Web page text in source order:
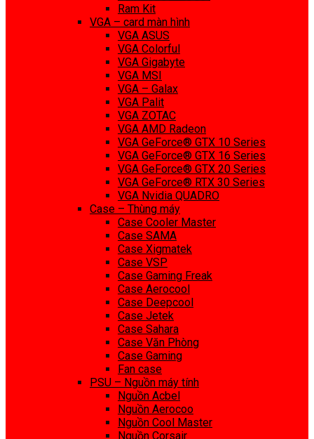
Ram Kit
VGA – card màn hình
VGA ASUS
VGA Colorful
VGA Gigabyte
VGA MSI
VGA – Galax
VGA Palit
VGA ZOTAC
VGA AMD Radeon
VGA GeForce® GTX 10 Series
VGA GeForce® GTX 16 Series
VGA GeForce® GTX 20 Series
VGA GeForce® RTX 30 Series
VGA Nvidia QUADRO
Case – Thùng máy
Case Cooler Master
Case SAMA
Case Xigmatek
Case VSP
Case Gaming Freak
Case Aerocool
Case Deepcool
Case Jetek
Case Sahara
Case Văn Phòng
Case Gaming
Fan case
PSU – Nguồn máy tính
Nguồn Acbel
Nguồn Aerocoo
Nguồn Cool Master
Nguồn Corsair